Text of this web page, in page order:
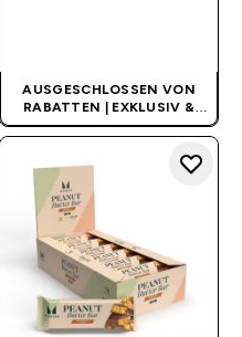
AUSGESCHLOSSEN VON
RABATTEN | EXKLUSIV &
LIMITIERT